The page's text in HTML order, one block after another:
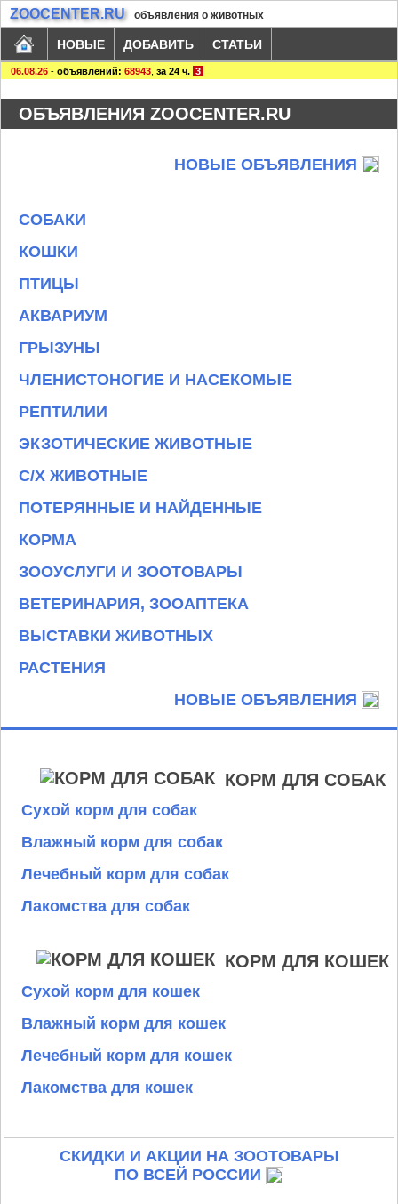
ZOOCENTER.RU объявления о животных
НОВЫЕ ДОБАВИТЬ СТАТЬИ
06.08.26 - объявлений: 68943 за 24 ч. 3
ОБЪЯВЛЕНИЯ ZOOCENTER.RU
НОВЫЕ ОБЪЯВЛЕНИЯ
СОБАКИ
КОШКИ
ПТИЦЫ
АКВАРИУМ
ГРЫЗУНЫ
ЧЛЕНИСТОНОГИЕ И НАСЕКОМЫЕ
РЕПТИЛИИ
ЭКЗОТИЧЕСКИЕ ЖИВОТНЫЕ
С/Х ЖИВОТНЫЕ
ПОТЕРЯННЫЕ И НАЙДЕННЫЕ
КОРМА
ЗООУСЛУГИ И ЗООТОВАРЫ
ВЕТЕРИНАРИЯ, ЗООАПТЕКА
ВЫСТАВКИ ЖИВОТНЫХ
РАСТЕНИЯ
НОВЫЕ ОБЪЯВЛЕНИЯ
КОРМ ДЛЯ СОБАК
Сухой корм для собак
Влажный корм для собак
Лечебный корм для собак
Лакомства для собак
КОРМ ДЛЯ КОШЕК
Сухой корм для кошек
Влажный корм для кошек
Лечебный корм для кошек
Лакомства для кошек
СКИДКИ И АКЦИИ НА ЗООТОВАРЫ
ПО ВСЕЙ РОССИИ